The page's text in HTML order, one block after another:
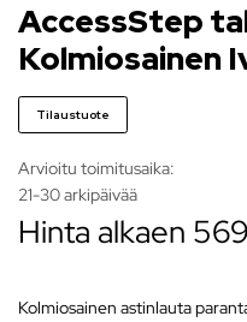
AccessStep
Kolmiosainen
Tilaustuote
Arvioitu toimitusaika:
21-30 arkipäivää
Hinta alkaen
Kolmiosainen astinlauta